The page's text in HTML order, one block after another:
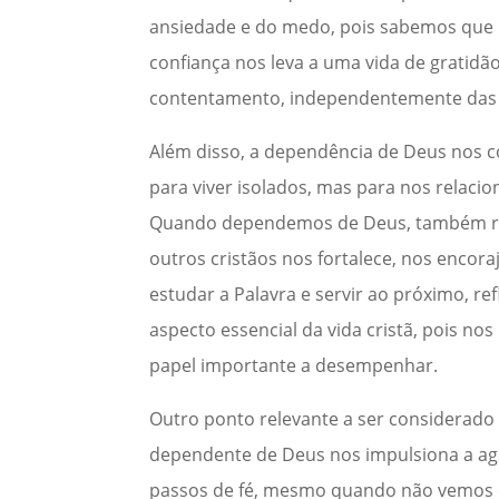
ansiedade e do medo, pois sabemos
confiança nos leva a uma vida de
contentamento, independentemente
Além disso, a dependência de Deus nos
para viver isolados, mas para nos
Quando dependemos de Deus,
outros cristãos nos fortalece, nos
estudar a Palavra e servir ao próximo,
aspecto essencial da vida cristã, pois
papel importante a desempenhar.
Outro ponto relevante a ser
dependente de Deus nos impulsiona a
passos de fé, mesmo quando não